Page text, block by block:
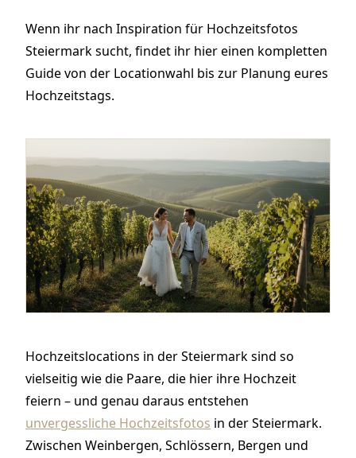
Wenn ihr nach Inspiration für Hochzeitsfotos
Steiermark sucht, findet ihr hier einen kompletten
Guide von der Locationwahl bis zur Planung eures
Hochzeitstags.
Hochzeitslocations in der Steiermark sind so
vielseitig wie die Paare, die hier ihre Hochzeit
feiern – und genau daraus entstehen
unvergessliche Hochzeitsfotos in der Steiermark.
Zwischen Weinbergen, Schlössern, Bergen und